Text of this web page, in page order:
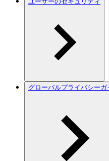
グローバルプライバシーガ